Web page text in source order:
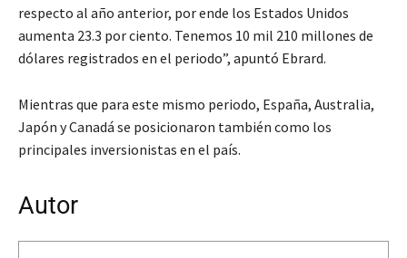
respecto al año anterior, por ende los Estados Unidos
aumenta 23.3 por ciento. Tenemos 10 mil 210 millones de
dólares registrados en el periodo”, apuntó Ebrard.
Mientras que para este mismo periodo, España, Australia,
Japón y Canadá se posicionaron también como los
principales inversionistas en el país.
Autor